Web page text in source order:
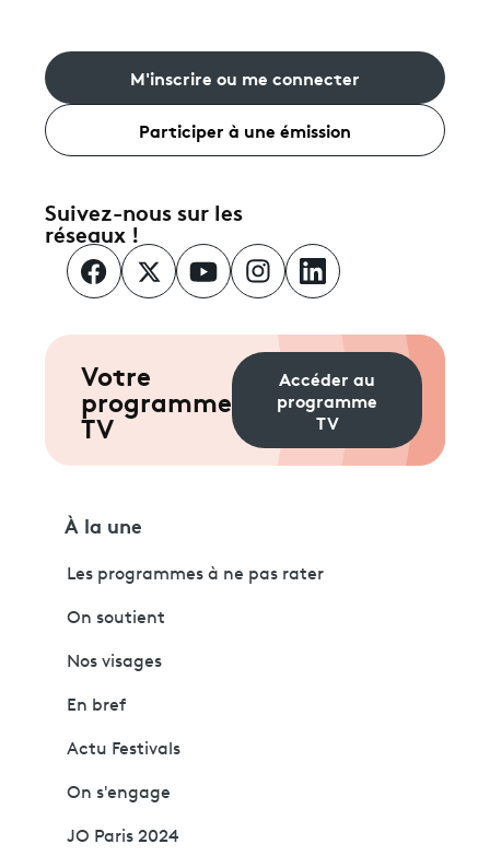
M'inscrire ou me connecter
Participer à une émission
Suivez-nous sur les
réseaux !
Votre
programme
TV
Accéder au
programme
TV
À la une
Les programmes à ne pas rater
On soutient
Nos visages
En bref
Actu Festivals
On s'engage
JO Paris 2024